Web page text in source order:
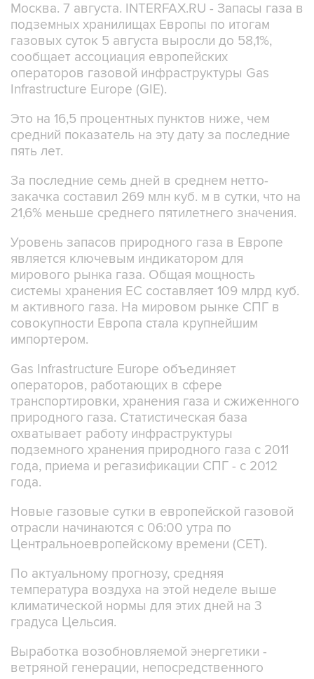
Москва. 7 августа. INTERFAX.RU - Запасы газа в
подземных хранилищах Европы по итогам
газовых суток 5 августа выросли до 58,1%,
сообщает ассоциация европейских
операторов газовой инфраструктуры Gas
Infrastructure Europe (GIE).
Это на 16,5 процентных пунктов ниже, чем
средний показатель на эту дату за последние
пять лет.
За последние семь дней в среднем нетто-
закачка составил 269 млн куб. м в сутки, что на
21,6% меньше среднего пятилетнего значения.
Уровень запасов природного газа в Европе
является ключевым индикатором для
мирового рынка газа. Общая мощность
системы хранения ЕС составляет 109 млрд куб.
м активного газа. На мировом рынке СПГ в
совокупности Европа стала крупнейшим
импортером.
Gas Infrastructure Europe объединяет
операторов, работающих в сфере
транспортировки, хранения газа и сжиженного
природного газа. Статистическая база
охватывает работу инфраструктуры
подземного хранения природного газа с 2011
года, приема и регазификации СПГ - с 2012
года.
Новые газовые сутки в европейской газовой
отрасли начинаются c 06:00 утра по
Центральноевропейскому времени (CET).
По актуальному прогнозу, средняя
температура воздуха на этой неделе выше
климатической нормы для этих дней на 3
градуса Цельсия.
Выработка возобновляемой энергетики -
ветряной генерации, непосредственного